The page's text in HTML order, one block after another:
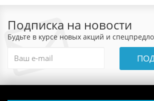
Подписка на новости
Будьте в курсе новых акций и